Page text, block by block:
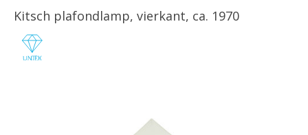
Kitsch plafondlamp, vierkant, ca. 1970